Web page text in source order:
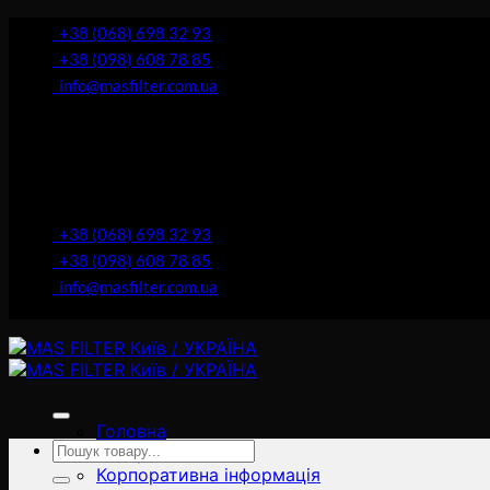
İçeriğe+38 (068) 698 32 93
+38 (098) 608 78 85
info@masfilter.com.ua
+38 (068) 698 32 93
+38 (098) 608 78 85
info@masfilter.com.ua
Головна
Товари
Корпоративна інформація
Ara: